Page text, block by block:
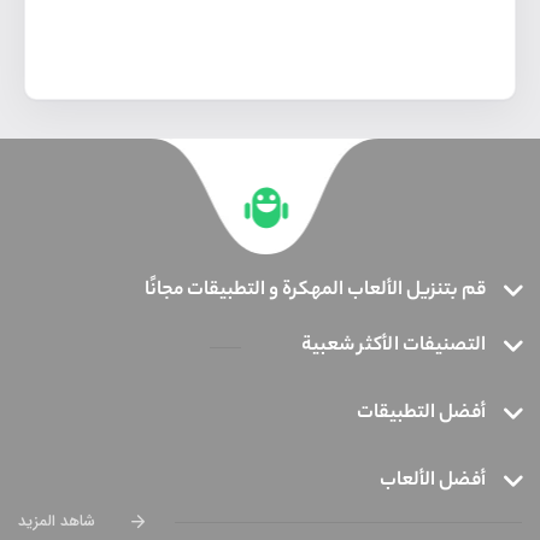
قم بتنزيل الألعاب المهكرة و التطبيقات مجانًا
التصنيفات الأكثر شعبية
أفضل التطبيقات
أفضل الألعاب
شاهد المزيد